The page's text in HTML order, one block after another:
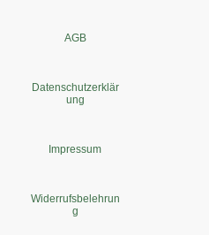
AGB
Datenschutzerklär
ung
Impressum
Widerrufsbelehrun
g